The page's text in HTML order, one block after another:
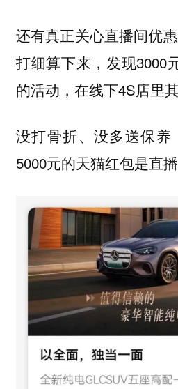
还有真正关心直播间优
打细算下来，发现3000
的活动，在线下4S店里
没打骨折、没多送保养
5000元的天猫红包是直